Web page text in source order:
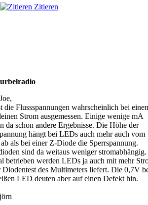
Zitieren
die Flussspannungen wahrscheinlich bei
Strom ausgemessen. Einige wenige mA
da schon andere Ergebnisse. Die Höhe der
hängt bei LEDs auch mehr auch vom
als bei einer Z-Diode die Sperrspannung.
sind da weitaus weniger stromabhängig.
betrieben werden LEDs ja auch mit mehr
Diodentest des Multimeters liefert. Die 0,7V
LED deuten aber auf einen Defekt hin.